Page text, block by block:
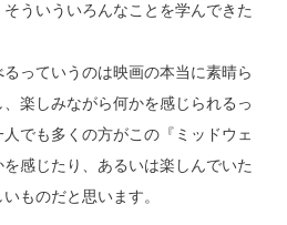
ういういろんなことを学んできた
っていうのは映画の本当に素晴ら
楽しみながら何かを感じられるっ
でも多くの方がこの『ミッドウェ
感じたり、あるいは楽しんでいた
ものだと思います。